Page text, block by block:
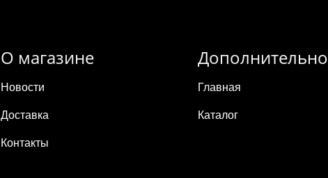
О магазине
Новости
Доставка
Контакты
Дополнительно
Главная
Каталог